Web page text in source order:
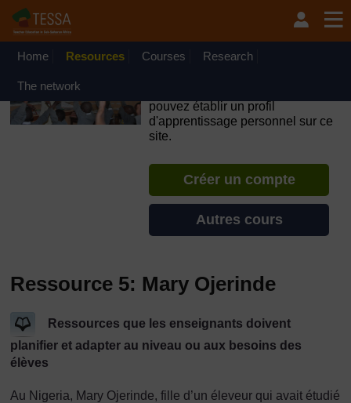
Passer au contenu principal
OpenLearn Create will be unavailable on Wednesday 12
August 2026 from 8am to 10.30am (GMT) due to routine
Home Resources Courses Research
The network
pouvez établir un profil
d'apprentissage personnel sur ce
site.
Créer un compte
Autres cours
Ressource 5: Mary Ojerinde
Ressources que les enseignants doivent
planifier et adapter au niveau ou aux besoins des
élèves
Au Nigeria, Mary Ojerinde, fille d’un éleveur qui avait étudié